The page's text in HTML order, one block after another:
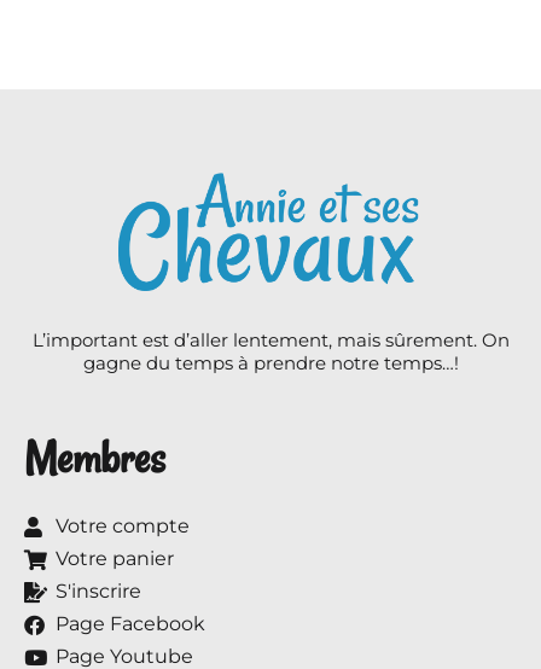
L’important est d’aller lentement, mais sûrement. On
gagne du temps à prendre notre temps…!
Membres
Votre compte
Votre panier
S'inscrire
Page Facebook
Page Youtube